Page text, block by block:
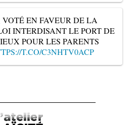
EN FAVEUR DE LA
INTERDISANT LE PORT DE
POUR LES PARENTS
T.CO/C3NHTV0ACP